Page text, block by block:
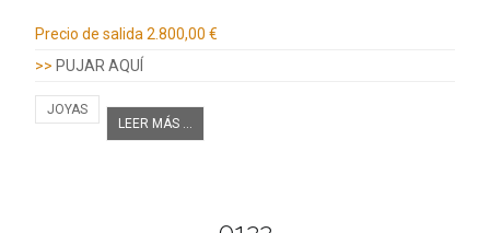
Precio de salida 2.800,00 €
>> PUJAR AQUÍ
JOYAS
LEER MÁS ...